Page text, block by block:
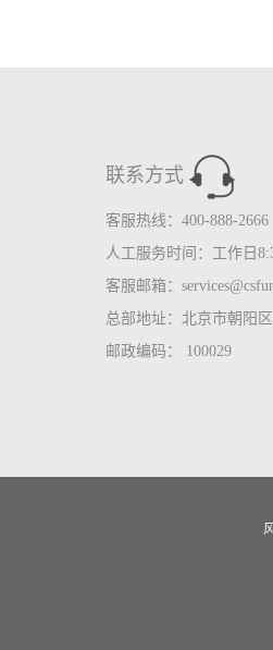
联系方式
客服热线：400-888-
人工服务时间：工作日
客服邮箱：
总部地址：北京市朝阳
邮政编码： 100029